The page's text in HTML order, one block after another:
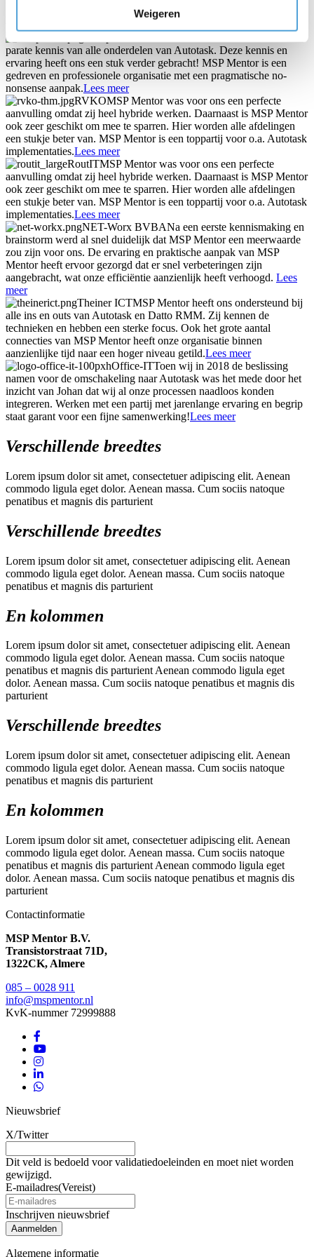
Weigeren
goed inzicht gekregen in hoe alles goed meetbaar gemaakt kan
parate kennis van alle onderdelen van Autotask. Deze kennis en
ervaring heeft ons een stuk verder gebracht! MSP Mentor is een
gedreven en professionele organisatie met een pragmatische no-
nonsense aanpak.Lees meer
RVKOMSP Mentor was voor ons een perfecte
aanvulling omdat zij heel hybride werken. Daarnaast is MSP Mentor
ook zeer geschikt om mee te sparren. Hier worden alle afdelingen
een stukje beter van. MSP Mentor is een toppartij voor o.a. Autotask
implementaties.Lees meer
RoutITMSP Mentor was voor ons een perfecte
aanvulling omdat zij heel hybride werken. Daarnaast is MSP Mentor
ook zeer geschikt om mee te sparren. Hier worden alle afdelingen
een stukje beter van. MSP Mentor is een toppartij voor o.a. Autotask
implementaties.Lees meer
NET-Worx BVBANa een eerste kennismaking en
brainstorm werd al snel duidelijk dat MSP Mentor een meerwaarde
zou zijn voor ons. De ervaring en praktische aanpak van MSP
Mentor heeft ervoor gezorgd dat er snel verbeteringen zijn
aangebracht, wat onze efficiëntie aanzienlijk heeft verhoogd. Lees
meer
Theiner ICTMSP Mentor heeft ons ondersteund bij
alle ins en outs van Autotask en Datto RMM. Zij kennen de
technieken en hebben een sterke focus. Ook het grote aantal
connecties van MSP Mentor heeft onze organisatie binnen
aanzienlijke tijd naar een hoger niveau getild.Lees meer
Office-ITToen wij in 2018 de beslissing
namen voor de omschakeling naar Autotask was het mede door het
inzicht van Johan dat wij al onze processen naadloos konden
integreren. Werken met een partij met jarenlange ervaring en begrip
staat garant voor een fijne samenwerking!Lees meer
Verschillende breedtes
Lorem ipsum dolor sit amet, consectetuer adipiscing elit. Aenean
commodo ligula eget dolor. Aenean massa. Cum sociis natoque
penatibus et magnis dis parturient
Verschillende breedtes
Lorem ipsum dolor sit amet, consectetuer adipiscing elit. Aenean
commodo ligula eget dolor. Aenean massa. Cum sociis natoque
penatibus et magnis dis parturient
En kolommen
Lorem ipsum dolor sit amet, consectetuer adipiscing elit. Aenean
commodo ligula eget dolor. Aenean massa. Cum sociis natoque
penatibus et magnis dis parturient Aenean commodo ligula eget
dolor. Aenean massa. Cum sociis natoque penatibus et magnis dis
parturient
Verschillende breedtes
Lorem ipsum dolor sit amet, consectetuer adipiscing elit. Aenean
commodo ligula eget dolor. Aenean massa. Cum sociis natoque
penatibus et magnis dis parturient
En kolommen
Lorem ipsum dolor sit amet, consectetuer adipiscing elit. Aenean
commodo ligula eget dolor. Aenean massa. Cum sociis natoque
penatibus et magnis dis parturient Aenean commodo ligula eget
dolor. Aenean massa. Cum sociis natoque penatibus et magnis dis
parturient
Contactinformatie
MSP Mentor B.V.
Transistorstraat 71D,
1322CK, Almere
085 – 0028 911
info@mspmentor.nl
KvK-nummer 72999888
Nieuwsbrief
X/Twitter
Dit veld is bedoeld voor validatiedoeleinden en moet niet worden
gewijzigd.
E-mailadres(Vereist)
Inschrijven nieuwsbrief
Aanmelden
Algemene informatie